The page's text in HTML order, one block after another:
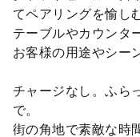
てペアリングを愉し
テーブルやカウンタ
お客様の用途やシー
チャージなし。ふら
で。
街の角地で素敵な時